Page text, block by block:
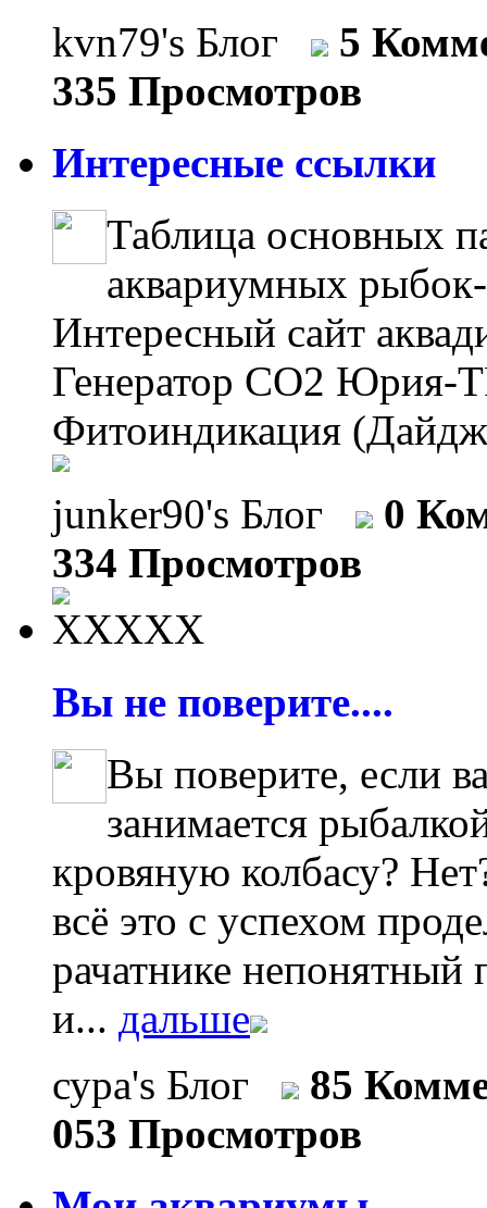
kvn79's Блог
5
335 Просмотров
Интересные ссылки
Таблица основных
аквариумных
Интересный сайт
Генератор СО2 Юрия-
Фитоиндикация
junker90's Блог
0
334 Просмотров
Вы не поверите....
Вы поверите, если
занимается
кровяную колбасу?
всё это с успехом
рачатнике непонятный
и... дальше
сура's Блог
85
053 Просмотров